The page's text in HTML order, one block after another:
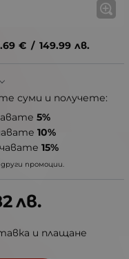
€ / 149.99 лв.
суми и получете:
5%
10%
15%
промоции.
лв.
и плащане